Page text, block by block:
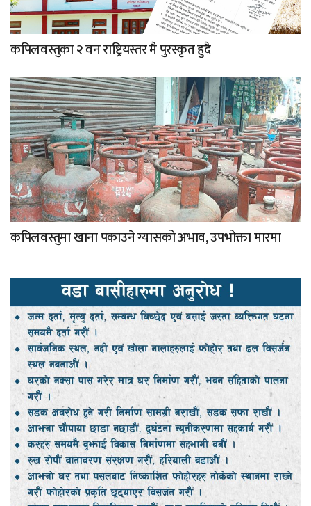
कपिलवस्तुका २ वन राष्ट्रियस्तर मै पुरस्कृत हुदै
कपिलवस्तुमा खाना पकाउने ग्यासको अभाव, उपभोक्ता मारमा